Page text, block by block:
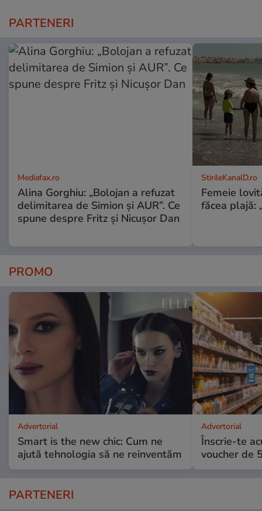
PARTENERI
Mediafax.ro
Alina Gorghiu: „Bolojan a refuzat
delimitarea de Simion și AUR”. Ce
spune despre Fritz și Nicușor Dan
StirileKanalD.ro
Femeie
făcea plajă:
PROMO
Advertorial
Smart is the new chic: Cum ne
ajută tehnologia să ne reinventăm
Advertorial
Înscrie-te
voucher de
PARTENERI